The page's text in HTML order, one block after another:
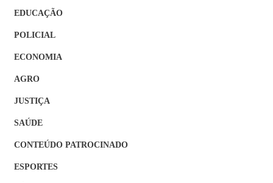
EDUCAÇÃO
POLICIAL
ECONOMIA
AGRO
JUSTIÇA
SAÚDE
CONTEÚDO PATROCINADO
ESPORTES